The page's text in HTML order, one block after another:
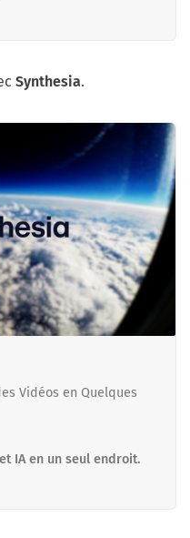
Synthesia.
Vidéos en Quelques
IA en un seul endroit.